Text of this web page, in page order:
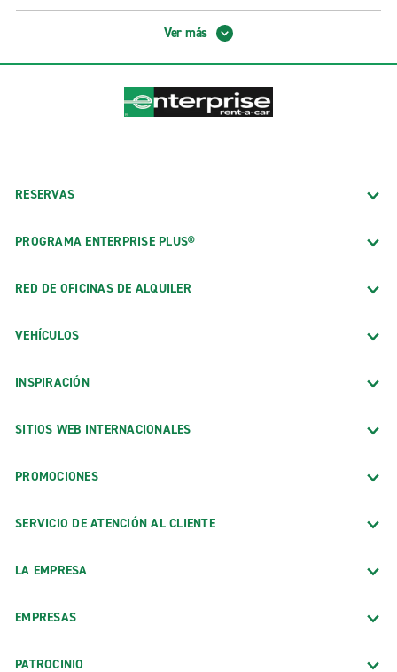
Oakland
Pasadena
San Diego
Santa Bárbara
Santa Rosa
Oficinas en aeropuerto
Aeropuerto Bob Hope de Burbank (Exóticos) (BUR)
Ver más
RESERVAS
PROGRAMA ENTERPRISE PLUS®
RED DE OFICINAS DE ALQUILER
VEHÍCULOS
INSPIRACIÓN
SITIOS WEB INTERNACIONALES
PROMOCIONES
SERVICIO DE ATENCIÓN AL CLIENTE
LA EMPRESA
EMPRESAS
PATROCINIO